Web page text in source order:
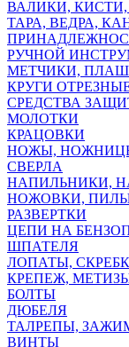
ВАЛИКИ,
ТАРА, ВЕДРА,
РУЧНОЙ
МЕТЧИКИ,
КРУГИ
СРЕДСТВА
МОЛОТКИ
КРАЦОВКИ
НОЖЫ,
СВЕРЛА
НАПИЛЬНИКИ,
НОЖОВКИ,
РАЗВЕРТКИ
ЦЕПИ НА
ШПАТЕЛЯ
ЛОПАТЫ,
КРЕПЕЖ,
БОЛТЫ
ДЮБЕЛЯ
ТАЛРЕПЫ,
ВИНТЫ